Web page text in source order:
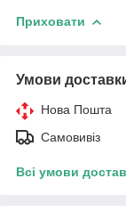
Приховати
Умови
Нова Пошта
Самовивіз
Всі умови